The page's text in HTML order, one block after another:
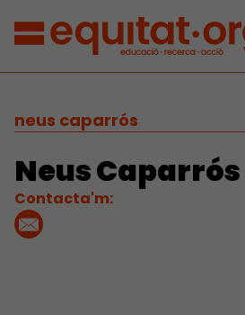
neus caparrós
Neus Caparrós
Contacta'm: